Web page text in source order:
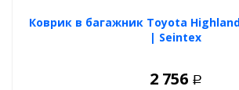
Коврик в багажник Toyota
| Seintex
2 756 Р